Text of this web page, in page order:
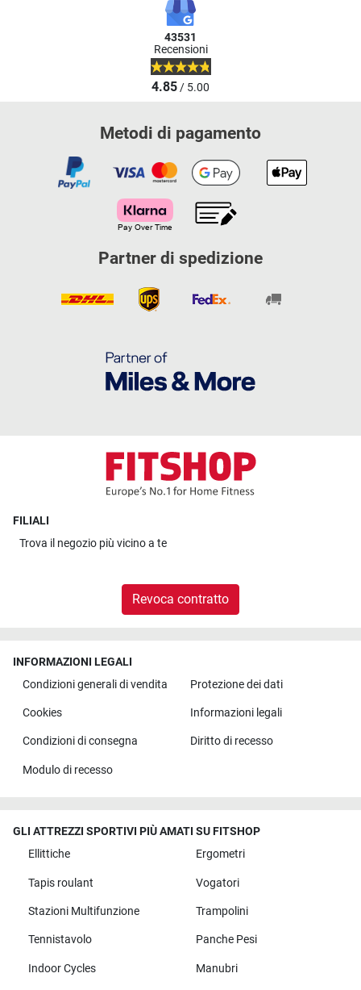
43531
Recensioni
4.85/ 5.00
Metodi di pagamento
Partner di spedizione
FILIALI
Trova il negozio più vicino a te
Revoca contratto
INFORMAZIONI LEGALI
Condizioni generali di vendita
Protezione dei dati
Cookies Informazioni legali
Condizioni di consegna Diritto di recesso
Modulo di recesso
GLI ATTREZZI SPORTIVI PIÙ AMATI SU FITSHOP
Ellittiche
Ergometri
Tapis roulant Vogatori
Stazioni Multifunzione Trampolini
Tennistavolo Panche Pesi
Indoor Cycles Manubri